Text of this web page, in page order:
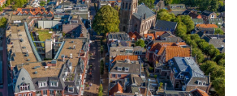
uur 1 van 0 Volgend uur